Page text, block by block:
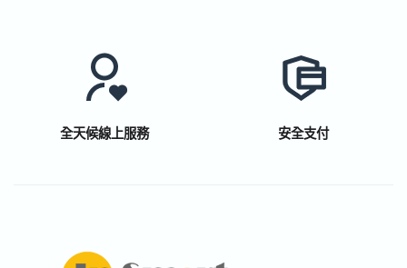
全天候線上服務 安全支付